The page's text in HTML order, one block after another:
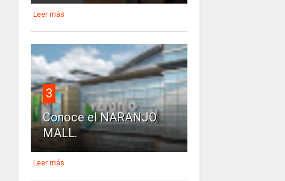
Leer más
3
Conoce el NARANJO
MALL.
Leer más